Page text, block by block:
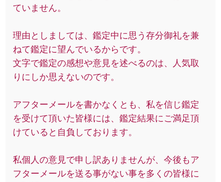
ていません。
理由としましては、鑑定中に思う存分御礼を兼
ねて鑑定に望んでいるからです。
文字で鑑定の感想や意見を述べるのは、人気取
りにしか思えないのです。
アフターメールを書かなくとも、私を信じ鑑定
を受けて頂いた皆様には、鑑定結果にご満足頂
けていると自負しております。
私個人の意見で申し訳ありませんが、今後もア
フターメールを送る事がない事を多くの皆様に